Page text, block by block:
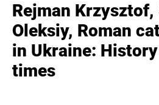
Rejman
Oleksiy, Roman
in Ukraine:
times